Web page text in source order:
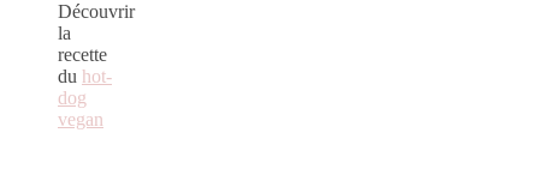
Découvrir
la
recette
du hot-
dog
vegan